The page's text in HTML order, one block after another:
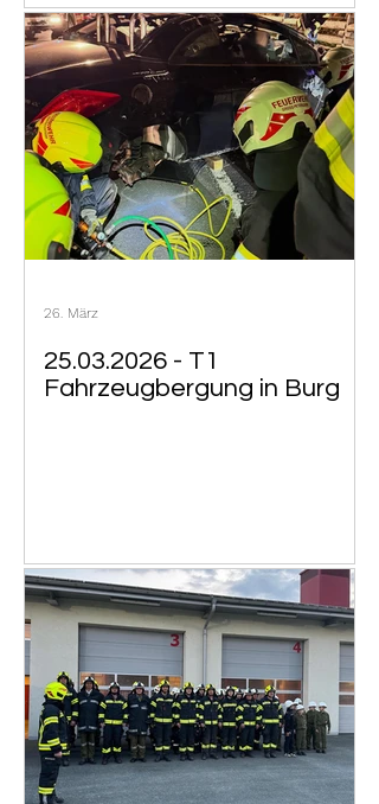
25.03.2026 - T1
Fahrzeugbergung in Burg
26. März